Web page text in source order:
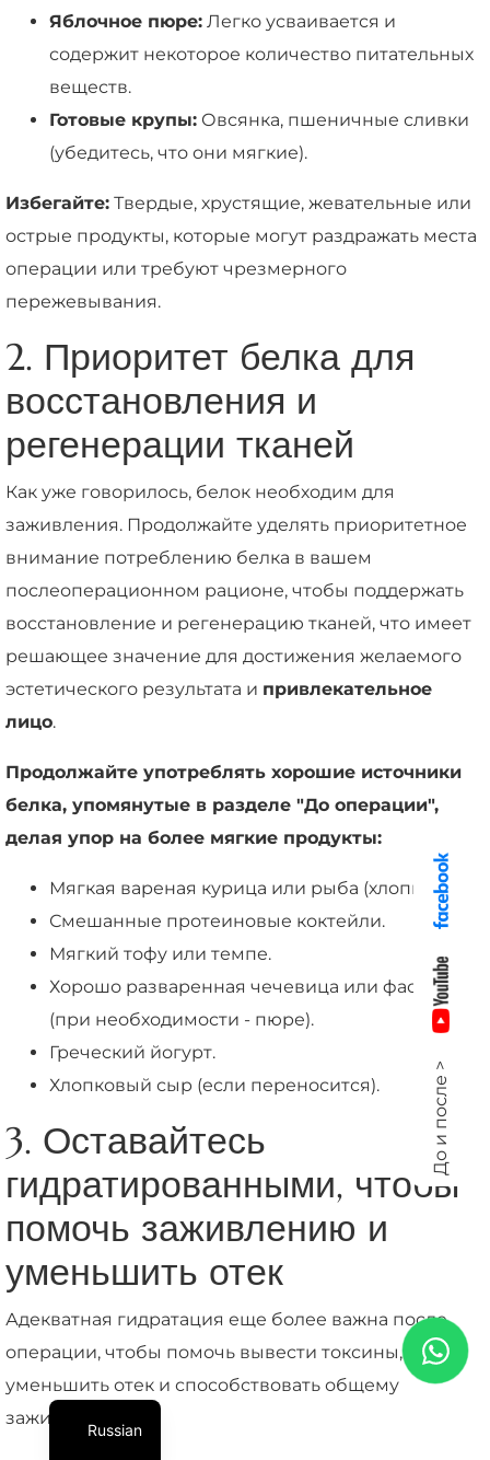
Яблочное пюре: Легко усваивается и
содержит некоторое количество питательных
веществ.
Готовые крупы: Овсянка, пшеничные сливки
(убедитесь, что они мягкие).
Избегайте: Твердые, хрустящие, жевательные или
острые продукты, которые могут раздражать места
операции или требуют чрезмерного
пережевывания.
2. Приоритет белка для
восстановления и
регенерации тканей
Как уже говорилось, белок необходим для
заживления. Продолжайте уделять приоритетное
внимание потреблению белка в вашем
послеоперационном рационе, чтобы поддержать
восстановление и регенерацию тканей, что имеет
решающее значение для достижения желаемого
эстетического результата и привлекательное
лицо.
Продолжайте употреблять хорошие источники
белка, упомянутые в разделе "До операции",
делая упор на более мягкие продукты:
Мягкая вареная курица или рыба (хлопья).
Смешанные протеиновые коктейли.
Мягкий тофу или темпе.
Хорошо разваренная чечевица или фасоль
(при необходимости - пюре).
Греческий йогурт.
Хлопковый сыр (если переносится).
3. Оставайтесь
гидратированными, чтобы
помочь заживлению и
уменьшить отек
Адекватная гидратация еще более важна после
операции, чтобы помочь вывести токсины,
уменьшить отек и способствовать общему
заживлению.
До и после >
Russian